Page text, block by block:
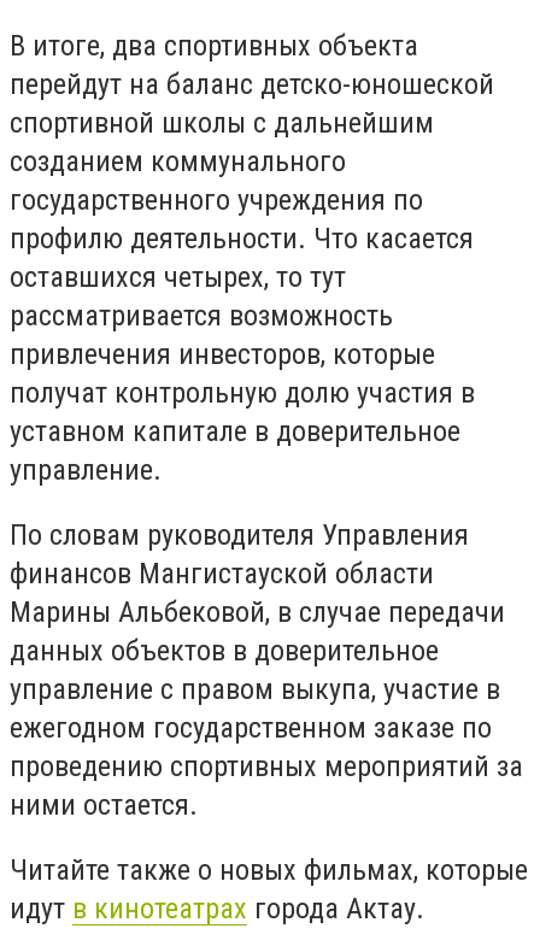
В итоге, два спортивных объекта
перейдут на баланс детско-юношеской
спортивной школы с дальнейшим
созданием коммунального
государственного учреждения по
профилю деятельности. Что касается
оставшихся четырех, то тут
рассматривается возможность
привлечения инвесторов, которые
получат контрольную долю участия в
уставном капитале в доверительное
управление.
По словам руководителя Управления
финансов Мангистауской области
Марины Альбековой, в случае передачи
данных объектов в доверительное
управление с правом выкупа, участие в
ежегодном государственном заказе по
проведению спортивных мероприятий за
ними остается.
Читайте также о новых фильмах, которые
идут в кинотеатрах города Актау.